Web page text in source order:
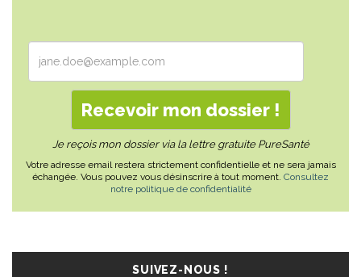
Je reçois mon dossier via la lettre gratuite PureSanté
Votre adresse email restera strictement confidentielle et ne sera jamais
échangée. Vous pouvez vous désinscrire à tout moment. Consultez
notre politique de confidentialité
SUIVEZ-NOUS !